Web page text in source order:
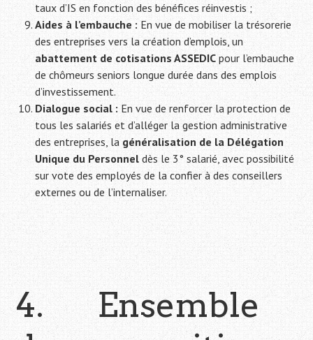
taux d’IS en fonction des bénéfices réinvestis ;
Aides à l’embauche : En vue de mobiliser la trésorerie
des entreprises vers la création d’emplois, un
abattement de cotisations ASSEDIC pour l’embauche
de chômeurs seniors longue durée dans des emplois
d’investissement.
Dialogue social : En vue de renforcer la protection de
tous les salariés et d’alléger la gestion administrative
des entreprises, la généralisation de la Délégation
Unique du Personnel dès le 3° salarié, avec possibilité
sur vote des employés de la confier à des conseillers
externes ou de l’internaliser.
4. Ensemble